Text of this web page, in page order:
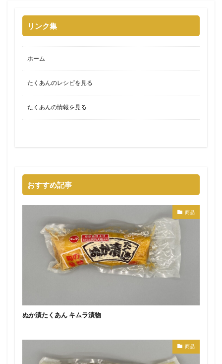
リンク集
ホーム
たくあんのレシピを見る
たくあんの情報を見る
おすすめ記事
商品
ぬか漬たくあん キムラ漬物
商品